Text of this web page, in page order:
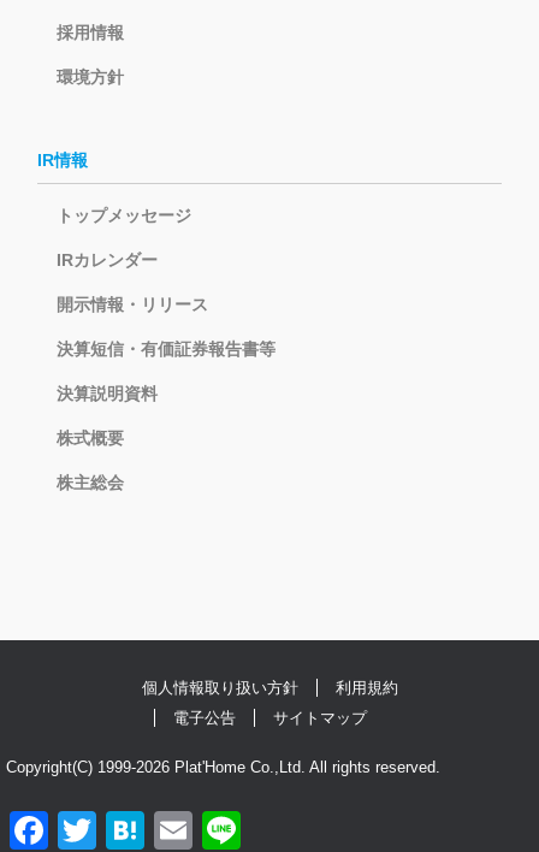
採用情報
環境方針
IR情報
トップメッセージ
IRカレンダー
開示情報・リリース
決算短信・有価証券報告書等
決算説明資料
株式概要
株主総会
Copyright(C) 1999-2026 Plat'Home Co.,Ltd. All rights reserved.
個人情報取り扱い方針
利用規約
電子公告
サイトマップ
F
T
E